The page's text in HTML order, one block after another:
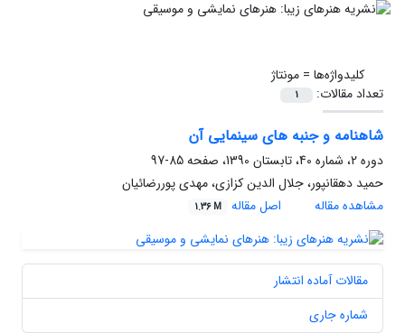
کلیدواژه‌ها =مونتاژ
تعداد مقالات:
1
شاهنامه و جنبه های سینمایی آن
دوره 2، شماره 40، تابستان 1390، صفحه
85-97
حمید دهقانپور، جلال الدین کزازی، مهدی پوررضائیان
مشاهده مقاله
اصل مقاله 1.36 M
مقالات آماده انتشار
شماره جاری